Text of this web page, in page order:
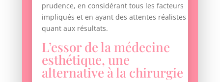
prudence, en considérant tous les facteurs
impliqués et en ayant des attentes réalistes
quant aux résultats.
L’essor de la médecine
esthétique, une
alternative à la chirurgie